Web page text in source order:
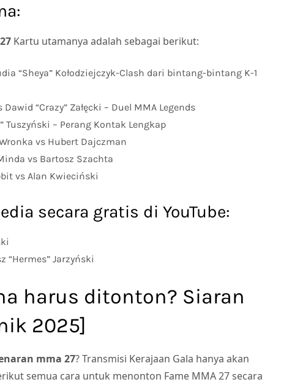
Kartu utamanya adalah sebagai berikut:
“Sheya” Kołodziejczyk-Clash dari bintang-bintang K-1
“Crazy” Załęcki – Duel MMA Legends
Tuszyński – Perang Kontak Lengkap
vs Hubert Dajczman
vs Bartosz Szachta
vs Alan Kwieciński
secara gratis di YouTube:
“Hermes” Jarzyński
harus ditonton? Siaran
2025]
mma 27? Transmisi Kerajaan Gala hanya akan
semua cara untuk menonton Fame MMA 27 secara